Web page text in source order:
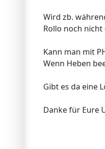
Wird zb.
Rollo noch
Kann man mit
Wenn Heben
Gibt es da eine
Danke für Eure